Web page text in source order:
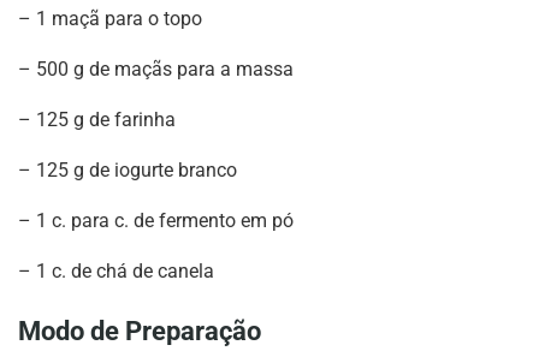
– 1 maçã para o topo
– 500 g de maçãs para a massa
– 125 g de farinha
– 125 g de iogurte branco
– 1 c. para c. de fermento em pó
– 1 c. de chá de canela
Modo de Preparação